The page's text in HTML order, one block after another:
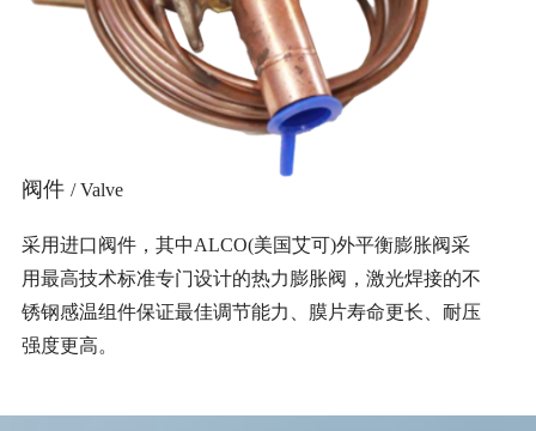
阀件 / Valve
采用进口阀件，其中ALCO(美国艾可)外平衡膨胀阀采
用最高技术标准专门设计的热力膨胀阀，激光焊接的不
锈钢感温组件保证最佳调节能力、膜片寿命更长、耐压
强度更高。